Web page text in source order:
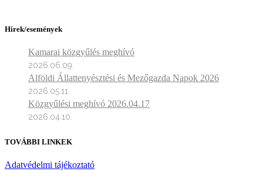
Hírek/események
Kamarai közgyűlés meghívó
2026.06.09.
Alföldi Állattenyésztési és Mezőgazda Napok 2026
2026.05.11.
Közgyűlési meghívó 2026.04.17
2026.04.10.
TOVÁBBI LINKEK
Adatvédelmi tájékoztató